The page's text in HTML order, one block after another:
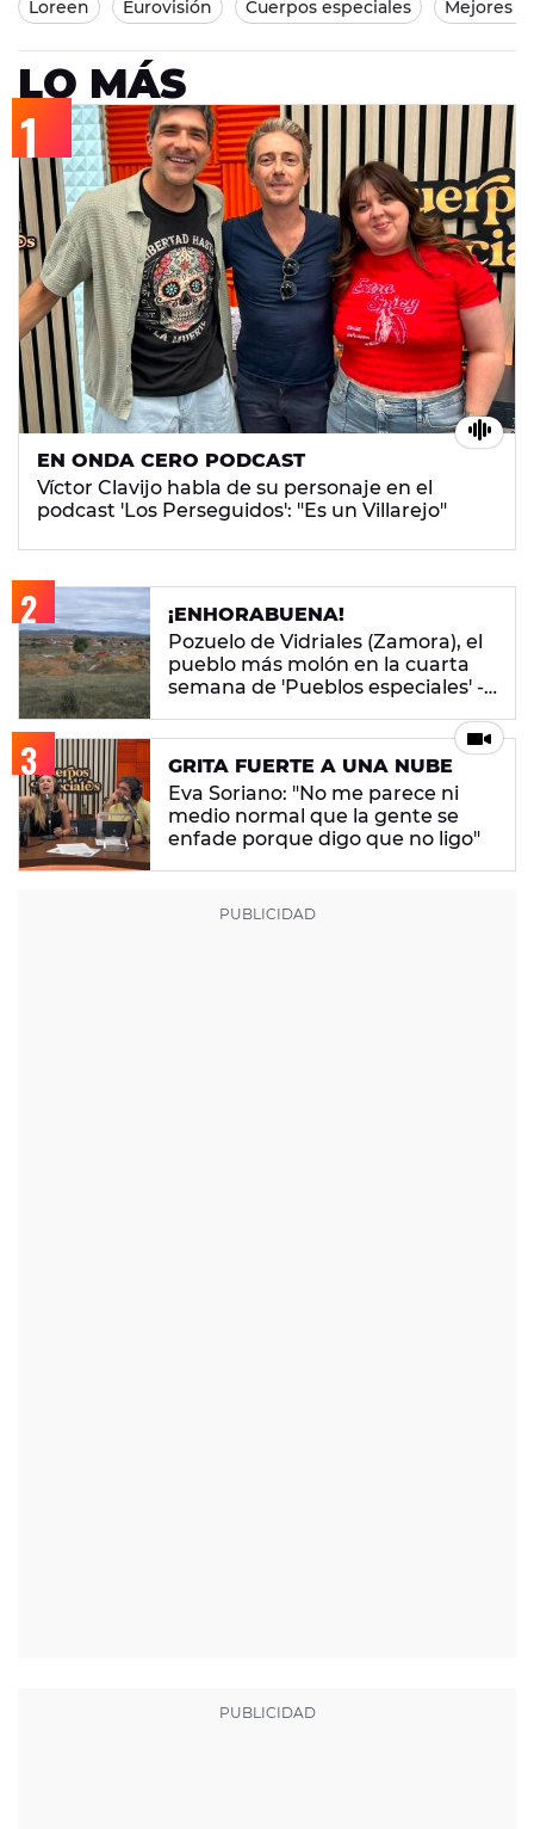
Loreen Eurovisión Cuerpos especiales Mejores
LO MÁS
EN ONDA CERO PODCAST
Víctor Clavijo habla de su personaje en el
podcast 'Los Perseguidos': "Es un Villarejo"
¡ENHORABUENA!
Pozuelo de Vidriales (Zamora), el
pueblo más molón en la cuarta
semana de 'Pueblos especiales' -
GRITA FUERTE A UNA NUBE
Eva Soriano: "No me parece ni
medio normal que la gente se
enfade porque digo que no ligo"